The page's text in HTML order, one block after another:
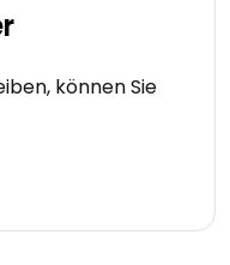
können Sie